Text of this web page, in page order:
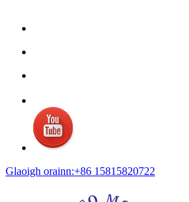
Glaoigh orainn:+86 15815820722